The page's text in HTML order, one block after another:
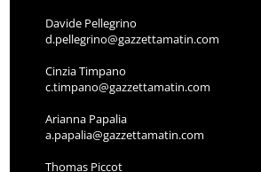
Davide Pellegrino
d.pellegrino@gazzettamatin.com
Cinzia Timpano
c.timpano@gazzettamatin.com
Arianna Papalia
a.papalia@gazzettamatin.com
Thomas Piccot